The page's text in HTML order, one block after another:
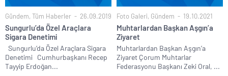
Gündem, Tüm Haberler 26.09.2019
Sungurlu’da Özel Araçlara
Sigara Denetimi
Sungurlu’da Özel Araçlara Sigara
Denetimi Cumhurbaşkanı Recep
Tayyip Erdoğan...
Foto Galeri, Gündem 19.10.2021
Muhtarlardan Başkan Aşgın’a
Ziyaret
Muhtarlardan Başkan Aşgın’a
Ziyaret Çorum Muhtarlar
Federasyonu Başkanı Zeki Oral, ...